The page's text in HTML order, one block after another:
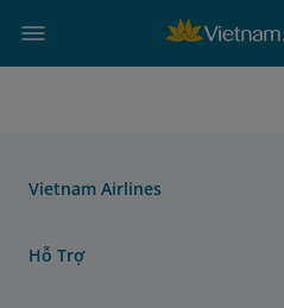
Vietnam Airlines
Hỗ Trợ